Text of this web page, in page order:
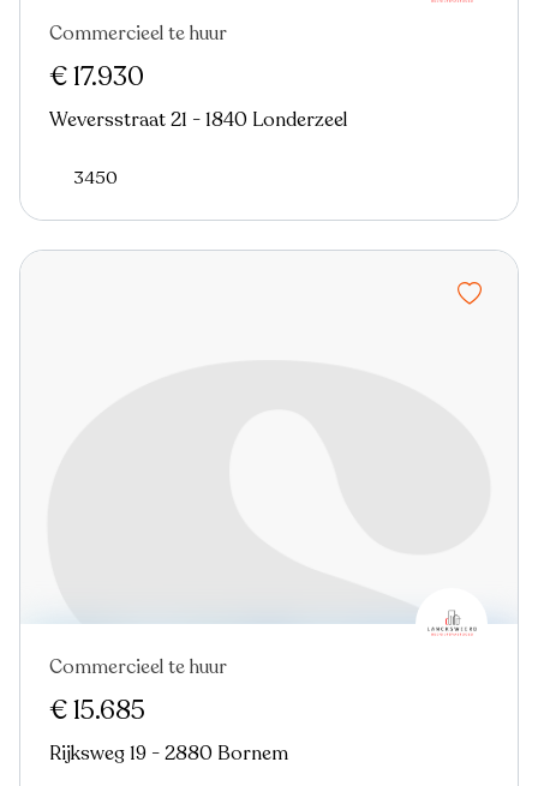
Commercieel te huur
€ 17.930
Weversstraat 21 - 1840 Londerzeel
3450
Commercieel te huur
€ 15.685
Rijksweg 19 - 2880 Bornem